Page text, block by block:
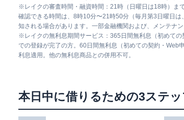
※ レイクの審査時間・融資時間：21時（日曜日は18時）
確認できる時間は、8時10分〜21時50分（毎月第3日曜日
知される場合があります。一部金融機関および、メンテナン
※ レイクの無利息期間サービス：365日間無利息（初めて
での登録が完了の方。60日間無利息（初めての契約・Web
利息適用。他の無利息商品との併用不可。
本日中に借りるための3ステ